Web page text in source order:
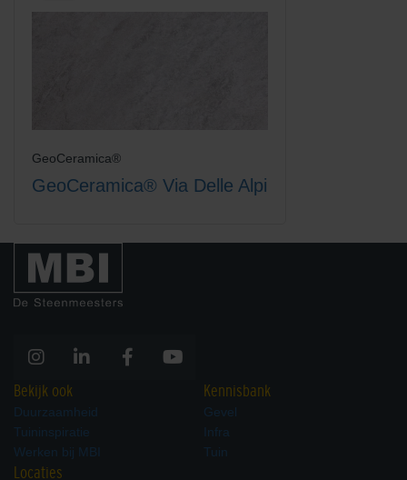
GeoCeramica®
GeoCeramica® Via Delle Alpi
Bekijk ook
Duurzaamheid
Tuininspiratie
Werken bij MBI
Kennisbank
Gevel
Infra
Tuin
Locaties